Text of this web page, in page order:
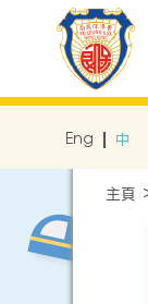
Eng 中
主頁